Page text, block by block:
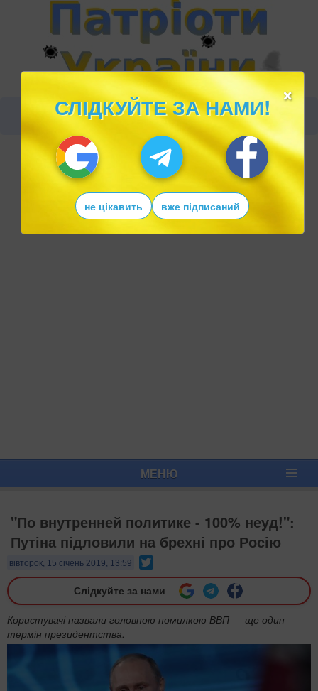
МЕНЮ
"По внутренней политике - 100% неуд!":
Путіна підловили на брехні про Росію
вівторок, 15 січень 2019, 13:59
Слідкуйте за нами
Користувачі назвали головною помилкою ВВП — ще один
термін президентства.
×
СЛІДКУЙТЕ ЗА НАМИ!
не цікавить вже підписаний